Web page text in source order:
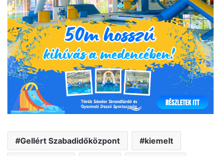
Gellért Szabadidőközpont kiemelt